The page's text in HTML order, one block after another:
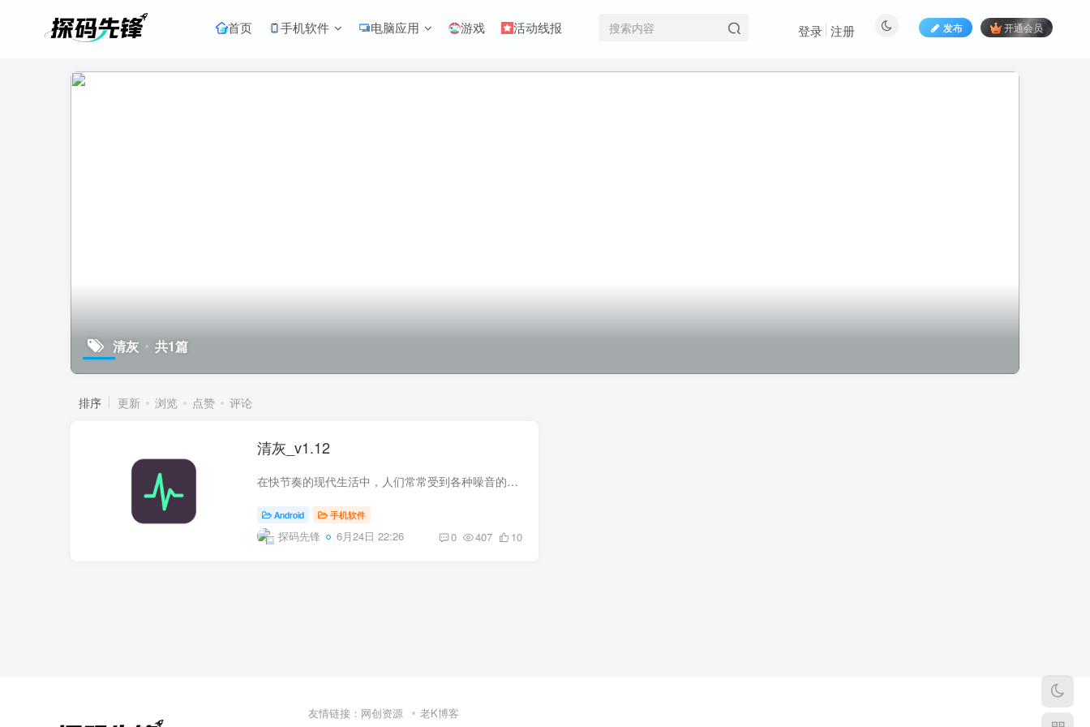
首页 手机软件 电脑应用 游戏 活动线报 发布 开通会员
登录 注册
清灰 共1篇
排序 更新 浏览 点赞 评论
清灰_v1.12
在快节奏的现代生活中，人们常常受到各种噪音的干扰，无论是城市的喧嚣、工作的压力，还是内心的焦虑，都可能影响我们的身心健康。今天，我要为大家介绍一款名为“清灰”的软件，它通过生成不同...
Android 手机软件
探码先锋 6月24日 22:26 0 407 10
友情链接： 网创资源 老K博客